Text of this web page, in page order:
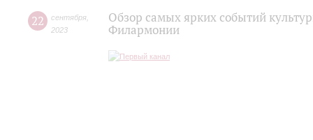
22 сентября
2023
Обзор самых ярких событий
Филармонии